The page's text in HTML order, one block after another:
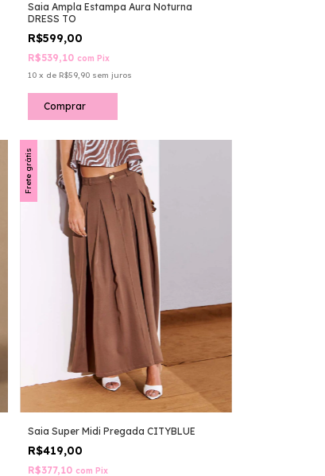
Saia Ampla Estampa Aura Noturna
DRESS TO
R$599,00
R$539,10com Pix
10 x de R$59,90 sem juros
Comprar
Frete grátis
Saia Super Midi Pregada CITYBLUE
R$419,00
R$377,10com Pix